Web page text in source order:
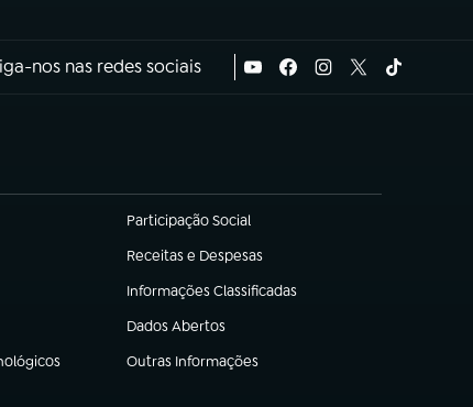
nos nas redes sociais
Participação Social
(abre em nova aba)
Receitas e Despesas
(abre em nova aba)
Informações Classificadas
(abre em nova aba)
Dados Abertos
(abre em nova aba)
Outras Informações
(abre em nova aba)